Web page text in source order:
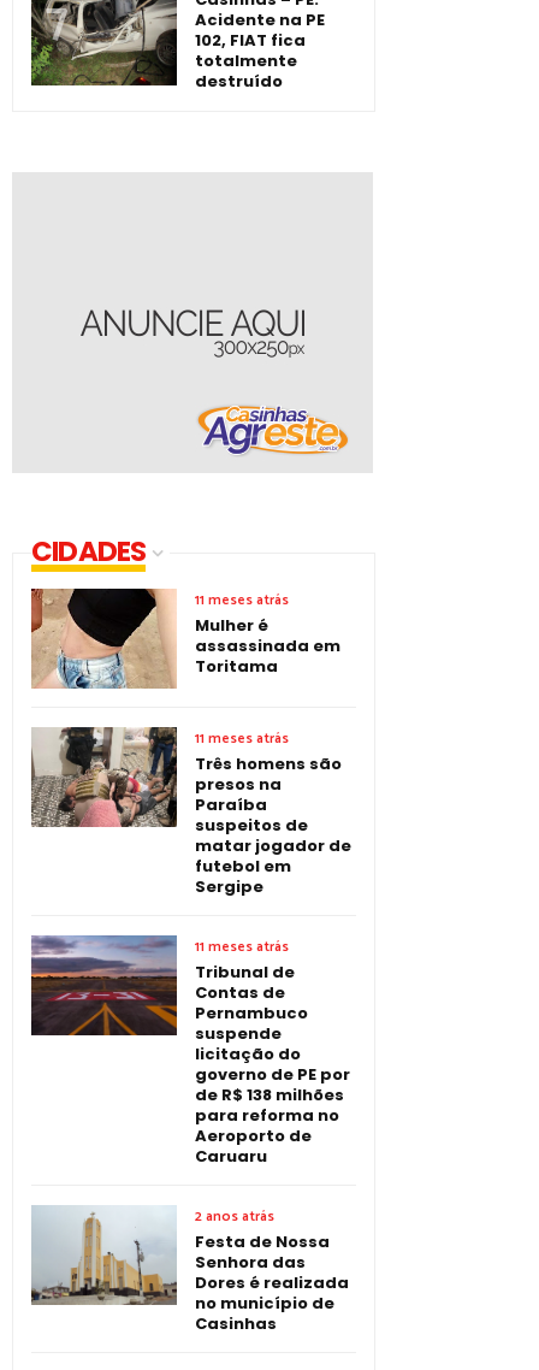
Acidente na PE
102, FIAT fica
totalmente
destruído
CIDADES
11 meses atrás
Mulher é
assassinada em
Toritama
11 meses atrás
Três homens são
presos na
Paraíba
suspeitos de
matar jogador de
futebol em
Sergipe
11 meses atrás
Tribunal de
Contas de
Pernambuco
suspende
licitação do
governo de PE por
de R$ 138 milhões
para reforma no
Aeroporto de
Caruaru
2 anos atrás
Festa de Nossa
Senhora das
Dores é realizada
no município de
Casinhas